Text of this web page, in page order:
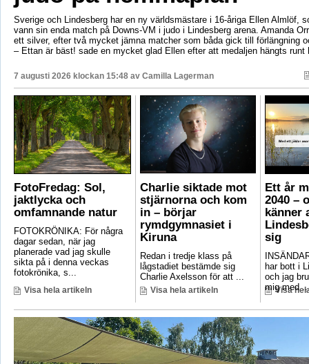
Sverige och Lindesberg har en ny världsmästare i 16-åriga Ellen Almlöf,
vann sin enda match på Downs-VM i judo i Lindesberg arena. Amanda
ett silver, efter två mycket jämna matcher som båda gick till förlängning
– Ettan är bäst! sade en mycket glad Ellen efter att medaljen hängts runt
7 augusti 2026 klockan 15:48 av Camilla Lagerman
FotoFredag: Sol,
jaktlycka och
omfamnande natur
FOTOKRÖNIKA: För några
dagar sedan, när jag
planerade vad jag skulle
sikta på i denna veckas
fotokrönika, s...
Visa hela artikeln
Charlie siktade mot
stjärnorna och kom
in – börjar
rymdgymnasiet i
Kiruna
Redan i tredje klass på
lågstadiet bestämde sig
Charlie Axelsson för att ...
Visa hela artikeln
Ett år
2040 –
känner
sig
har bott i
och jag
mig med
Visa